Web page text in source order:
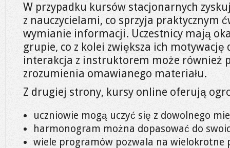
W przypadku kursów stacjonarnych
z nauczycielami, co sprzyja praktycznym
wymianie informacji. Uczestnicy mają
grupie, co z kolei zwiększa ich motywację
interakcja z instruktorem może również
zrozumienia omawianego materiału.
Z drugiej strony, kursy online oferują
uczniowie mogą uczyć się z dowolnego
harmonogram można dopasować do
wiele programów pozwala na wielokrotne